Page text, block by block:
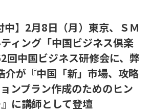
中】2月8日（月）東京、ＳＭ
ィング「中国ビジネス倶楽
回中国ビジネス研修会に、弊
介が『中国「新」市場、攻略
ンプラン作成のためのヒン
』に講師として登壇